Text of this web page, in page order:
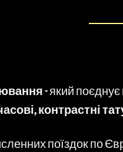
- який
контрастні
поїздок по